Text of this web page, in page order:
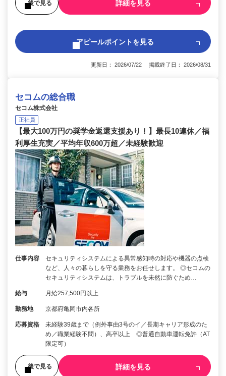
後で見る 詳細を見る
アピールポイントを見る
更新日： 2026/07/22 掲載終了日： 2026/08/31
セコムの総合職
セコム株式会社
正社員
【最大100万円の奨学金返還支援あり！】最長10連休／福
利厚生充実／平均年収600万超／未経験歓迎
仕事内容
セキュリティシステムによる異常感知時の対応や機器の点検
など、人々の暮らしを守る業務をお任せします。 ◎セコムの
セキュリティシステムは、トラブルを未然に防ぐため…
給与 月給257,500円以上
勤務地 京都府亀岡市内各所
応募資格
未経験39歳まで（例外事由3号のイ／長期キャリア形成のた
め／職業経験不問）、高卒以上 ◎普通自動車運転免許（AT
限定可）
後で見る 詳細を見る